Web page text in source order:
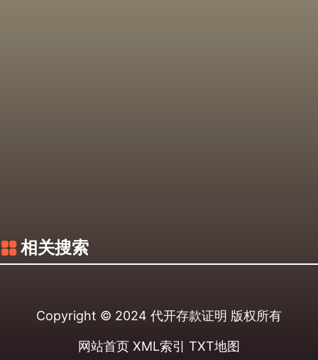
相关搜索
Copyright © 2024 代开存款证明 版权所有
网站首页 XML索引 TXT地图